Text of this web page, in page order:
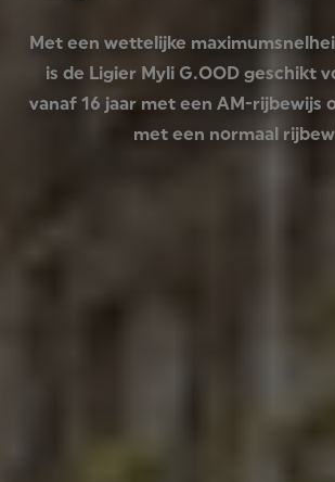
Met een wettelijke
is de Ligier Myli G.OOD geschikt
vanaf 16 jaar met een AM-rijbewijs
met een normaal